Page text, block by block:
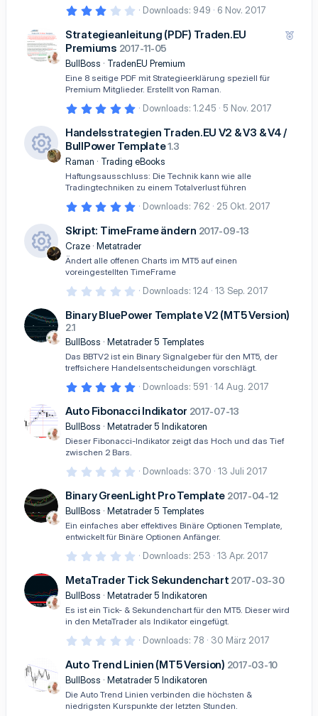
e3
4
0
S
t
e
r
n
e
Downloads 949 6 Nov. 2017
E
Strategieanleitung (PDF) Traden.EU
Premiums 2017-11-05
BullBoss
TradenEU Premium
Eine 8 seitige PDF mit Strategieerklärung speziell für
Premium Mitglieder. Erstellt von Raman.
5
0
S
t
e
r
n
e
Downloads 1.245 5 Nov. 2017
o
ur
n-
Ic
Handelsstrategien Traden.EU V2 & V3 & V4 /
BullPower Template1.3
Raman
Trading eBooks
Haftungsausschluss: Die Technik kann wie alle
Tradingtechniken zu einem Totalverlust führen
5
0
S
e
r
)
Downloads 762 25 Okt. 2017
s
o
ur
n-
Ic
Skript: TimeFrame ändern 2017-09-13
Craze Metatrader
Ändert alle offenen Charts im MT5 auf einen
voreingestellten TimeFrame
0
0
t
r
n
e
Downloads 124 13 Sep. 2017
Binary BluePower Template V2 (MT5 Version)
2.1
BullBoss
Metatrader 5 Templates
Das BBTV2 ist ein Binary Signalgeber für den MT5, der
treffsichere Handelsentscheidungen vorschlägt.
5
0
0
S
t
e
)
Downloads 591 14 Aug. 2017
Auto Fibonacci Indikator 2017-07-13
BullBoss
Metatrader 5 Indikatoren
Dieser Fibonacci-Indikator zeigt das Hoch und das Tief
zwischen 2 Bars.
0
0
0
S
e
r
)
Downloads 370 13 Juli 2017
Binary GreenLight Pro Template 2017-04-12
BullBoss
Metatrader 5 Templates
Ein einfaches aber effektives Binäre Optionen Template,
entwickelt für Binäre Optionen Anfänger.
0
0
0
S
t
e
r
)
Downloads 253 13 Apr. 2017
MetaTrader Tick Sekundenchart 2017-03-30
BullBoss
Metatrader 5 Indikatoren
Es ist ein Tick- & Sekundenchart für den MT5. Dieser wird
in den MetaTrader als Indikator eingefügt.
0
0
0
S
t
e
r
Downloads 78 30 März 2017
Auto Trend Linien (MT5 Version) 2017-03-10
BullBoss
Metatrader 5 Indikatoren
Die Auto Trend Linien verbinden die höchsten &
niedrigsten Kurspunkte der letzten Stunden.